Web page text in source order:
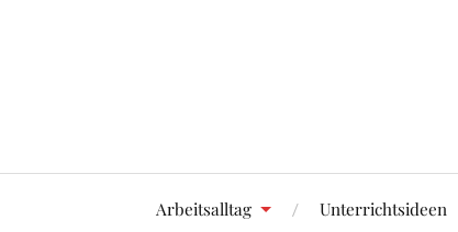
Arbeitsalltag Unterrichtsideen